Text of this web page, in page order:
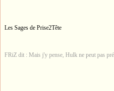
Les Sages de Prise2Tête
FRiZ dit : Mais j'y pense, Hulk ne peut pas